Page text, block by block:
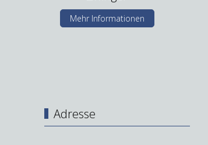
Mehr Informationen
Adresse